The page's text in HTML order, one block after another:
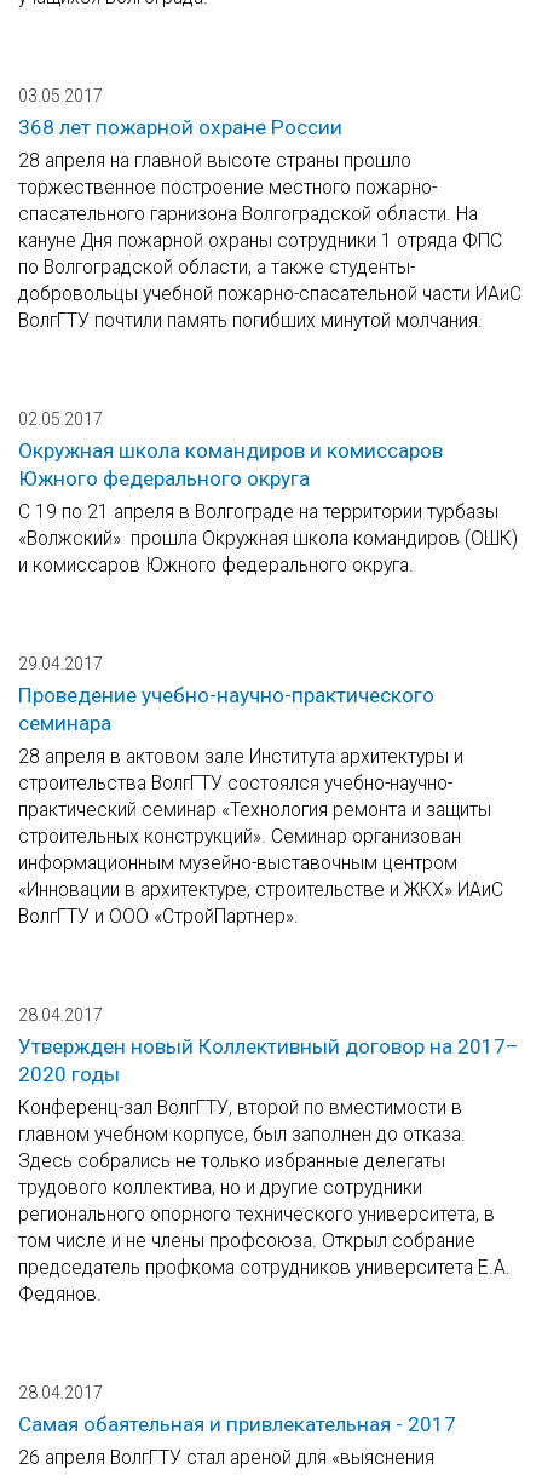
03.05.2017
368 лет пожарной охране России
28 апреля на главной высоте страны прошло
торжественное построение местного пожарно-
спасательного гарнизона Волгоградской области. На
кануне Дня пожарной охраны сотрудники 1 отряда ФПС
по Волгоградской области, а также студенты-
добровольцы учебной пожарно-спасательной части ИАиС
ВолгГТУ почтили память погибших минутой молчания.
02.05.2017
Окружная школа командиров и комиссаров
Южного федерального округа
С 19 по 21 апреля в Волгограде на территории турбазы
«Волжский» прошла Окружная школа командиров (ОШК)
и комиссаров Южного федерального округа.
29.04.2017
Проведение учебно-научно-практического
семинара
28 апреля в актовом зале Института архитектуры и
строительства ВолгГТУ состоялся учебно-научно-
практический семинар «Технология ремонта и защиты
строительных конструкций». Семинар организован
информационным музейно-выставочным центром
«Инновации в архитектуре, строительстве и ЖКХ» ИАиС
ВолгГТУ и ООО «СтройПартнер».
28.04.2017
Утвержден новый Коллективный договор на 2017–
2020 годы
Конференц-зал ВолгГТУ, второй по вместимости в
главном учебном корпусе, был заполнен до отказа.
Здесь собрались не только избранные делегаты
трудового коллектива, но и другие сотрудники
регионального опорного технического университета, в
том числе и не члены профсоюза. Открыл собрание
председатель профкома сотрудников университета Е.А.
Федянов.
28.04.2017
Самая обаятельная и привлекательная - 2017
26 апреля ВолгГТУ стал ареной для «выяснения